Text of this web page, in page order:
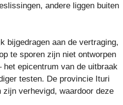
andere liggen buiten
bijgedragen aan de vertraging,
te sporen zijn niet ontworpen
epicentrum van de uitbraak
testen. De provincie Ituri
zijn verhevigd, waardoor deze